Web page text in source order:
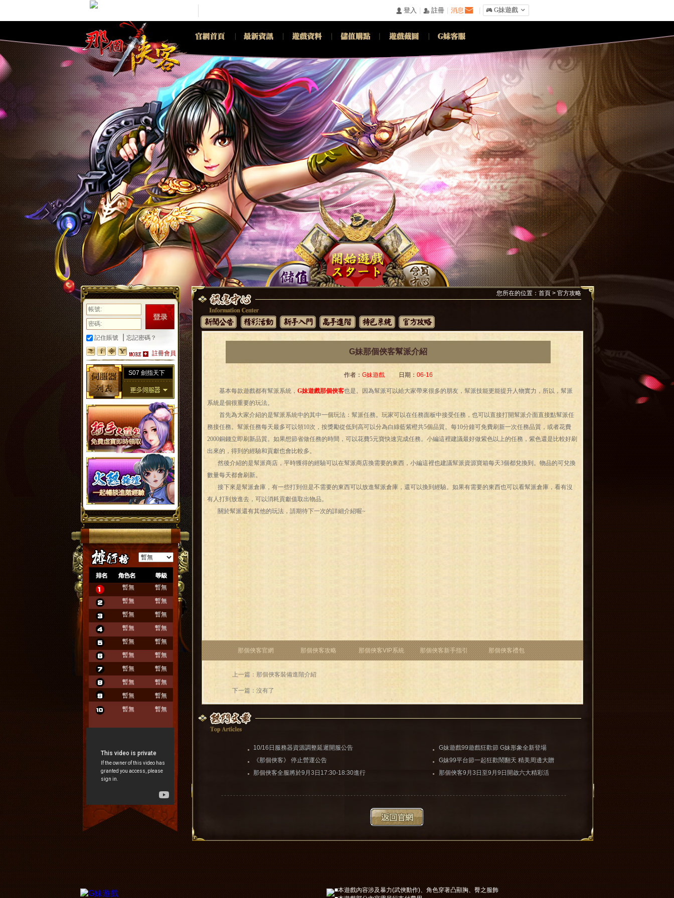
󰄭 登入 󰅍 註冊 消息 󰀷 G妹遊戲 
註冊會員
記住賬號 忘記密碼？
S07 劍指天下
暫無
暫無
暫無
暫無
暫無
暫無
暫無
暫無
暫無
暫無
暫無
暫無
暫無
暫無
暫無
暫無
暫無
暫無
暫無
暫無
您所在的位置： 首頁 > 官方攻略
G妹那個俠客幫派介紹
作者： G妹遊戲 日期： 06-16
基本每款遊戲都有幫派系統， G妹遊戲那個俠客也是。因為幫派可以給大家帶來很多的朋友，幫派技能更能提升人物實力，所以，幫派
系統是個很重要的玩法。
首先為大家介紹的是幫派系統中的其中一個玩法：幫派任務。玩家可以在任務面板中接受任務，也可以直接打開幫派介面直接點幫派任
務接任務。幫派任務每天最多可以領10次，按獎勵從低到高可以分為白綠藍紫橙共5個品質。每10分鐘可免費刷新一次任務品質，或者花費
2000銅錢立即刷新品質。如果想節省做任務的時間，可以花費5元寶快速完成任務。小編這裡建議最好做紫色以上的任務，紫色還是比較好刷
出來的，得到的經驗和貢獻也會比較多。
然後介紹的是幫派商店，平時獲得的經驗可以在幫派商店換需要的東西，小編這裡也建議幫派資源寶箱每天3個都兌換到。物品的可兌換
數量每天都會刷新。
接下來是幫派倉庫，有一些打到但是不需要的東西可以放進幫派倉庫，還可以換到經驗。如果有需要的東西也可以看幫派倉庫，看有沒
有人打到放進去，可以消耗貢獻值取出物品。
關於幫派還有其他的玩法，請期待下一次的詳細介紹喔~
那個俠客官網 那個俠客攻略 那個俠客VIP系統 那個俠客新手指引 那個俠客禮包
上一篇：那個俠客裝備進階介紹
下一篇：沒有了
10/16日服務器資源調整延遲開服公告
《那個俠客》 停止營運公告
那個俠客全服將於9月3日17:30-18:30進行
G妹遊戲99遊戲狂歡節 G妹形象全新登場
G妹99平台節一起狂歡鬧翻天 精美周邊大贈
送
那個俠客9月3日至9月9日開啟六大精彩活
■本遊戲內容涉及暴力(武俠動作)、角色穿著凸顯胸、臀之服飾